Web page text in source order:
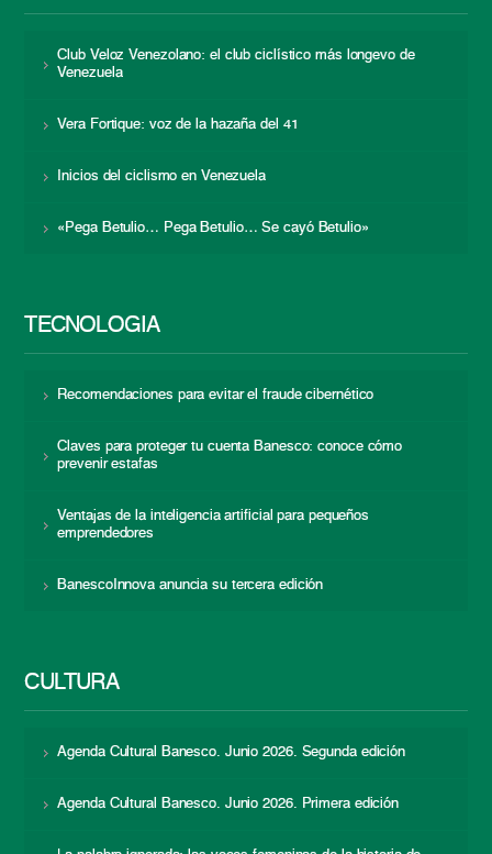
Club Veloz Venezolano: el club ciclístico más longevo de
Venezuela
Vera Fortique: voz de la hazaña del 41
Inicios del ciclismo en Venezuela
«Pega Betulio… Pega Betulio… Se cayó Betulio»
TECNOLOGÍA
Recomendaciones para evitar el fraude cibernético
Claves para proteger tu cuenta Banesco: conoce cómo
prevenir estafas
Ventajas de la inteligencia artificial para pequeños
emprendedores
BanescoInnova anuncia su tercera edición
CULTURA
Agenda Cultural Banesco. Junio 2026. Segunda edición
Agenda Cultural Banesco. Junio 2026. Primera edición